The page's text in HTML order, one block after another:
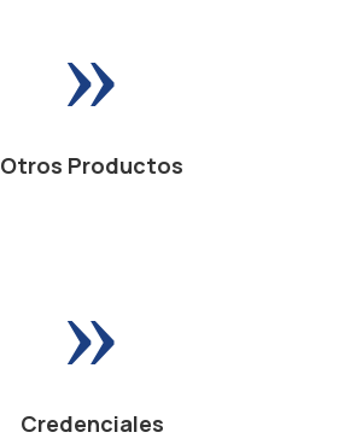
»
Otros Productos
»
Credenciales